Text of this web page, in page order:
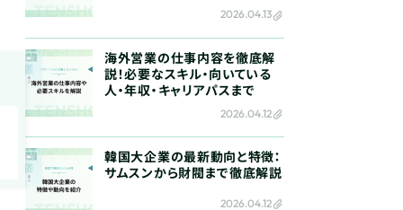
2026.04.13
海外営業の仕事内容を徹底解
説！必要なスキル・向いている
人・年収・キャリアパスまで
2026.04.12
韓国大企業の最新動向と特徴：
サムスンから財閥まで徹底解説
2026.04.12